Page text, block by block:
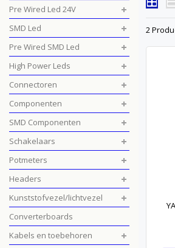
2
Pre Wired Led 24V
SMD Led
Pre Wired SMD Led
High Power Leds
Connectoren
Componenten
SMD Componenten
Schakelaars
Potmeters
Headers
Kunststofvezel/lichtvezel
Converterboards
Kabels en toebehoren